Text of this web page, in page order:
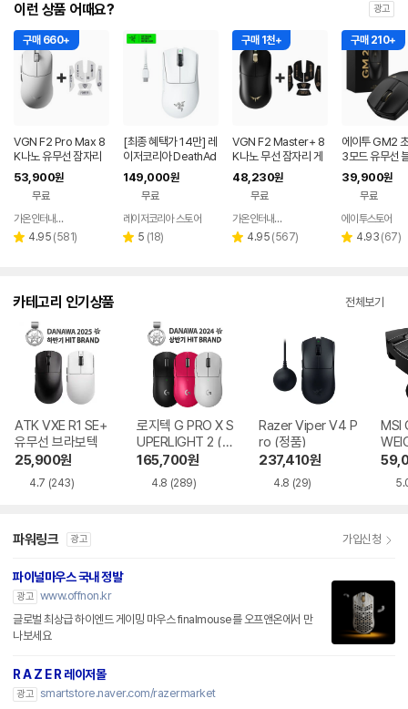
이런 상품 어때요? 광고
구매 660+
VGN F2 Pro Max 8
K나노 유무선 잠자리
게이밍 마우스 화이트
53,900원
무료
페이
가온인터내셔날
별 4.95 리
(581)
[최종 혜택가 14만] 레
이저코리아 DeathAd
der V3 Pro e스포츠
무선 게이밍 마우스 화
이트
149,000원
무료
레이저코리아 스토어
별 5 리
(18)
구매 1천+
VGN F2 Master+ 8
K나노 무선 잠자리 게
이밍 마우스+그립테이
프 블랙
48,230원
무료
페이
가온인터내셔날
별 4.95 리
(567)
구매 210+
에이투 GM2
3모드 유무선
스 게이밍 마우
북 컴퓨터 FPS
39,900원
무료
에이투스토어
별 4.93 리
(67)
카테고리 인기상품 전체보기
ATK VXE R1 SE+
유무선 브라보텍
25,900원
4.7 (243)
로지텍 G PRO X S
UPERLIGHT 2 (정
품)
165,700원
4.8 (289)
Razer Viper V4 P
ro (정품)
237,410원
4.8 (29)
MSI
SS
파워링크 광고 가입신청
파이널마우스 국내 정발
광고 www.offnon.kr
글로벌 최상급 하이엔드 게이밍 마우스 finalmouse를 오프앤온에서 만
나보세요
R A Z E R 레이저몰
광고 smartstore.naver.com/razermarket